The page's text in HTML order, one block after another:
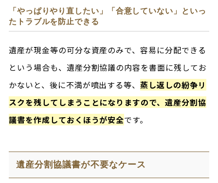
「やっぱりやり直したい」「合意していない」といっ
たトラブルを防止できる
遺産が現金等の可分な資産のみで、容易に分配できる
という場合も、遺産分割協議の内容を書面に残してお
かないと、後に不満が噴出する等、蒸し返しの紛争リ
スクを残してしまうことになりますので、遺産分割協
議書を作成しておくほうが安全です。
遺産分割協議書が不要なケース